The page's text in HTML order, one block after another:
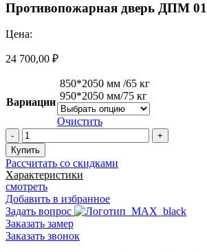
Противопожарная дверь ДПМ 01
Цена:
24 700,00 ₽
Вариации
850*2050 мм /65 кг
950*2050 мм/75 кг
Очистить
Количество
товара
Противопожарная
дверь
ДПМ
01
Купить
Рассчитать со скидками
Характеристики
смотреть
Добавить в избранное
Задать вопрос
Заказать замер
Заказать звонок